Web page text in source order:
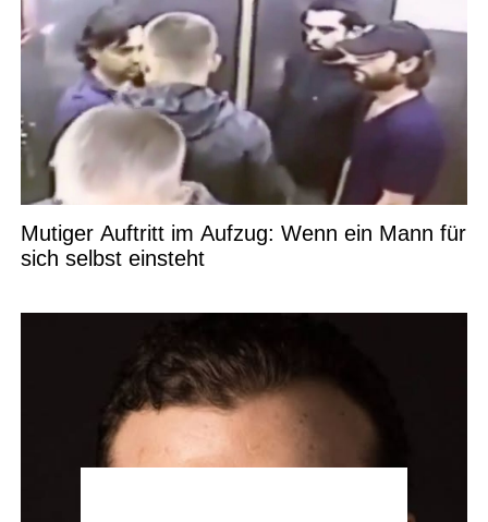
Mutiger Auftritt im Aufzug: Wenn ein Mann für
sich selbst einsteht